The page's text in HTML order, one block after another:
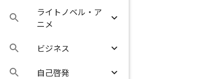
ライトノベル・ア
ニメ
ビジネス
自己啓発